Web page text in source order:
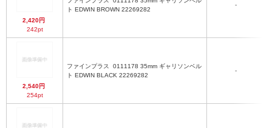
2,420円
242pt
ト EDWIN BROWN 22269282
-
2,540円
254pt
ファインプラス
ト EDWIN BLACK 22269282
-